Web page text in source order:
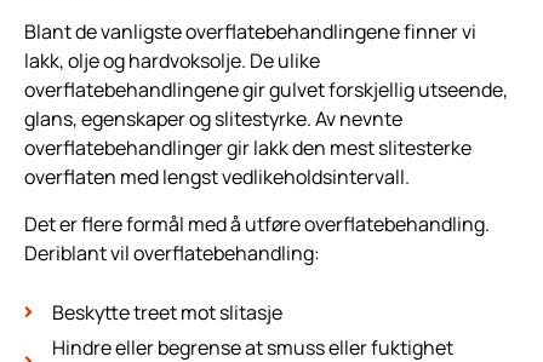
Blant de vanligste overflatebehandlingene finner vi
lakk, olje og hardvoksolje. De ulike
overflatebehandlingene gir gulvet forskjellig utseende,
glans, egenskaper og slitestyrke. Av nevnte
overflatebehandlinger gir lakk den mest slitesterke
overflaten med lengst vedlikeholdsintervall.
Det er flere formål med å utføre overflatebehandling.
Deriblant vil overflatebehandling:
Beskytte treet mot slitasje
Hindre eller begrense at smuss eller fuktighet